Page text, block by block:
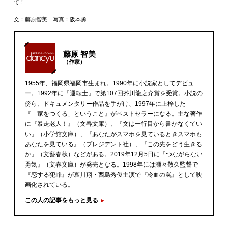
て！
文：藤原智美 写真：阪本勇
藤原 智美
（作家）
1955年、福岡県福岡市生まれ。1990年に小説家としてデビュ
ー。1992年に『運転士』で第107回芥川龍之介賞を受賞。小説の
傍ら、ドキュメンタリー作品を手がけ、1997年に上梓した
『「家をつくる」ということ』がベストセラーになる。主な著作
に『暴走老人！』（文春文庫）、『文は一行目から書かなくてい
い』（小学館文庫）、『あなたがスマホを見ているときスマホも
あなたを見ている』（プレジデント社）、『この先をどう生きる
か』（文藝春秋）などがある。2019年12月5日に『つながらない
勇気』（文春文庫）が発売となる。1998年には瀬々敬久監督で
『恋する犯罪』が哀川翔・西島秀俊主演で『冷血の罠』として映
画化されている。
この人の記事をもっと見る